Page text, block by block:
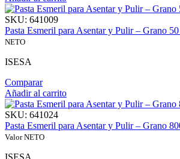
SKU: 641009
Pasta Esmeril para Asentar y Pulir – Grano
NETO
ISESA
Comparar
Añadir al carrito
SKU: 641024
Pasta Esmeril para Asentar y Pulir – Grano
Valor NETO
ISESA